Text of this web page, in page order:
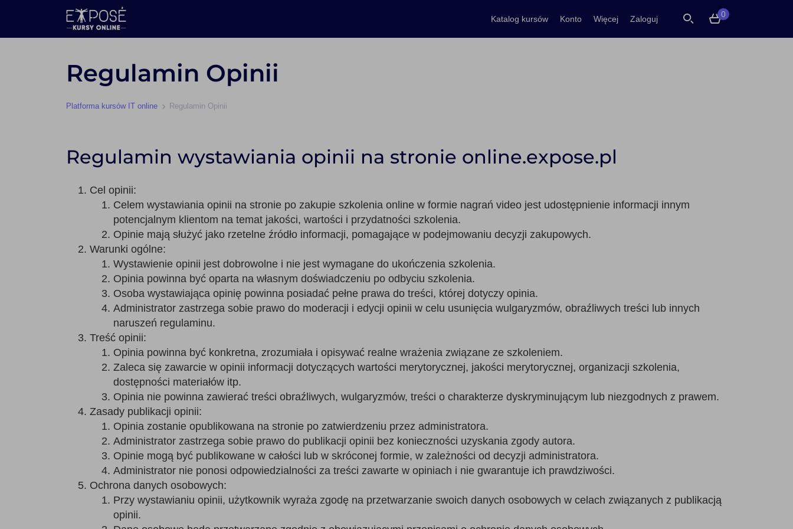
Katalog kursów Konto Więcej Zaloguj
0
Regulamin Opinii
Platforma kursów IT online Regulamin Opinii
Regulamin wystawiania opinii na stronie online.expose.pl
Cel opinii:
Celem wystawiania opinii na stronie po zakupie szkolenia online w formie nagrań video jest udostępnienie informacji innym
potencjalnym klientom na temat jakości, wartości i przydatności szkolenia.
Opinie mają służyć jako rzetelne źródło informacji, pomagające w podejmowaniu decyzji zakupowych.
Warunki ogólne:
Wystawienie opinii jest dobrowolne i nie jest wymagane do ukończenia szkolenia.
Opinia powinna być oparta na własnym doświadczeniu po odbyciu szkolenia.
Osoba wystawiająca opinię powinna posiadać pełne prawa do treści, której dotyczy opinia.
Administrator zastrzega sobie prawo do moderacji i edycji opinii w celu usunięcia wulgaryzmów, obraźliwych treści lub innych
naruszeń regulaminu.
Treść opinii:
Opinia powinna być konkretna, zrozumiała i opisywać realne wrażenia związane ze szkoleniem.
Zaleca się zawarcie w opinii informacji dotyczących wartości merytorycznej, jakości merytorycznej, organizacji szkolenia,
dostępności materiałów itp.
Opinia nie powinna zawierać treści obraźliwych, wulgaryzmów, treści o charakterze dyskryminującym lub niezgodnych z prawem.
Zasady publikacji opinii:
Opinia zostanie opublikowana na stronie po zatwierdzeniu przez administratora.
Administrator zastrzega sobie prawo do publikacji opinii bez konieczności uzyskania zgody autora.
Opinie mogą być publikowane w całości lub w skróconej formie, w zależności od decyzji administratora.
Administrator nie ponosi odpowiedzialności za treści zawarte w opiniach i nie gwarantuje ich prawdziwości.
Ochrona danych osobowych:
Przy wystawianiu opinii, użytkownik wyraża zgodę na przetwarzanie swoich danych osobowych w celach związanych z publikacją
opinii.